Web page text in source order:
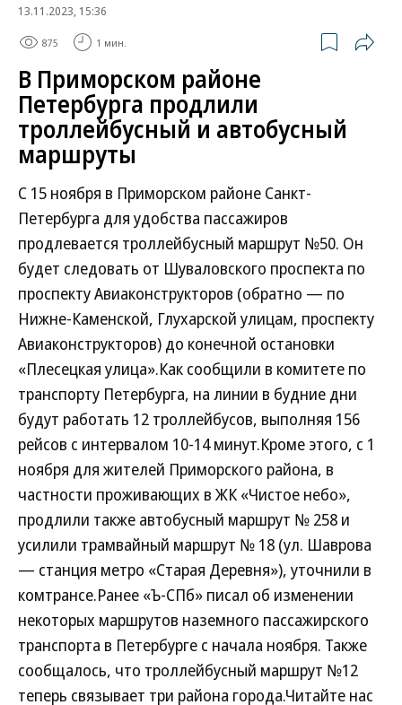
13.11.2023, 15:36
875 1 мин.
В Приморском районе
Петербурга продлили
троллейбусный и автобусный
маршруты
С 15 ноября в Приморском районе Санкт-
Петербурга для удобства пассажиров
продлевается троллейбусный маршрут №50. Он
будет следовать от Шуваловского проспекта по
проспекту Авиаконструкторов (обратно — по
Нижне-Каменской, Глухарской улицам, проспекту
Авиаконструкторов) до конечной остановки
«Плесецкая улица».Как сообщили в комитете по
транспорту Петербурга, на линии в будние дни
будут работать 12 троллейбусов, выполняя 156
рейсов с интервалом 10-14 минут.Кроме этого, с 1
ноября для жителей Приморского района, в
частности проживающих в ЖК «Чистое небо»,
продлили также автобусный маршрут № 258 и
усилили трамвайный маршрут № 18 (ул. Шаврова
— станция метро «Старая Деревня»), уточнили в
комтрансе.Ранее «Ъ-СПб» писал об изменении
некоторых маршрутов наземного пассажирского
транспорта в Петербурге с начала ноября. Также
сообщалось, что троллейбусный маршрут №12
теперь связывает три района города.Читайте нас